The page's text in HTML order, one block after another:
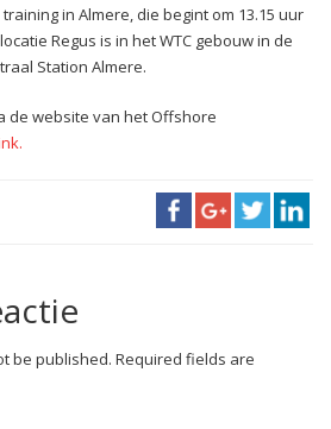
in Almere, die begint om 13.15 uur
Regus is in het WTC gebouw in de
Station Almere.
de website van het Offshore
be published. Required fields are